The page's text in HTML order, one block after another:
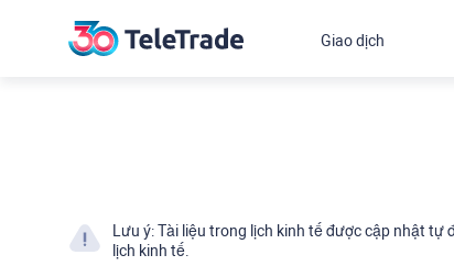
Lưu ý: Tài liệu trong lịch kinh tế được cập nhật
lịch kinh tế.
Giao dịch